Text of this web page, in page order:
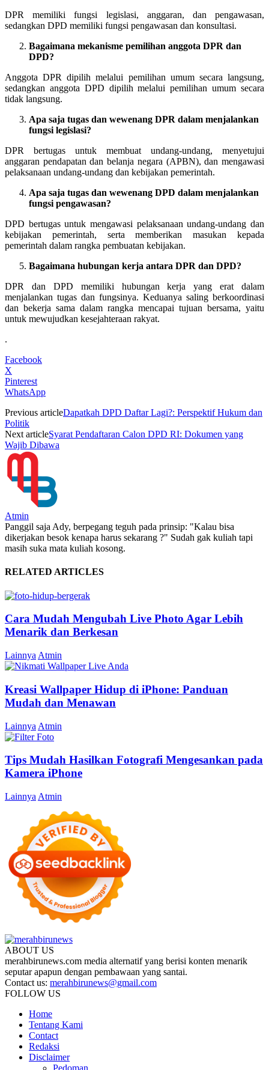
DPR memiliki fungsi legislasi, anggaran, dan pengawasan,
sedangkan DPD memiliki fungsi pengawasan dan konsultasi.
Bagaimana mekanisme pemilihan anggota DPR dan
DPD?
Anggota DPR dipilih melalui pemilihan umum secara langsung,
sedangkan anggota DPD dipilih melalui pemilihan umum secara
tidak langsung.
Apa saja tugas dan wewenang DPR dalam menjalankan
fungsi legislasi?
DPR bertugas untuk membuat undang-undang, menyetujui
anggaran pendapatan dan belanja negara (APBN), dan mengawasi
pelaksanaan undang-undang dan kebijakan pemerintah.
Apa saja tugas dan wewenang DPD dalam menjalankan
fungsi pengawasan?
DPD bertugas untuk mengawasi pelaksanaan undang-undang dan
kebijakan pemerintah, serta memberikan masukan kepada
pemerintah dalam rangka pembuatan kebijakan.
Bagaimana hubungan kerja antara DPR dan DPD?
DPR dan DPD memiliki hubungan kerja yang erat dalam
menjalankan tugas dan fungsinya. Keduanya saling berkoordinasi
dan bekerja sama dalam rangka mencapai tujuan bersama, yaitu
untuk mewujudkan kesejahteraan rakyat.
.
Facebook
X
Pinterest
WhatsApp
Previous articleDapatkah DPD Daftar Lagi?: Perspektif Hukum dan
Politik
Next articleSyarat Pendaftaran Calon DPD RI: Dokumen yang
Wajib Dibawa
Atmin
Panggil saja Ady, berpegang teguh pada prinsip: "Kalau bisa
dikerjakan besok kenapa harus sekarang ?" Sudah gak kuliah tapi
masih suka mata kuliah kosong.
RELATED ARTICLES
Cara Mudah Mengubah Live Photo Agar Lebih
Menarik dan Berkesan
Lainnya Atmin
Kreasi Wallpaper Hidup di iPhone: Panduan
Mudah dan Menawan
Lainnya Atmin
Tips Mudah Hasilkan Fotografi Mengesankan pada
Kamera iPhone
Lainnya Atmin
ABOUT US
merahbirunews.com media alternatif yang berisi konten menarik
seputar apapun dengan pembawaan yang santai.
Contact us: merahbirunews@gmail.com
FOLLOW US
Home
Tentang Kami
Contact
Redaksi
Disclaimer
Pedoman